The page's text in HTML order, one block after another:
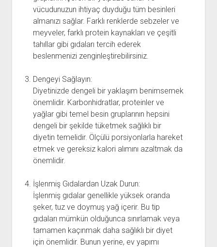
vücudunuzun ihtiyaç duyduğu tüm besinleri
almanızı sağlar. Farklı renklerde sebzeler ve
meyveler, farklı protein kaynakları ve çeşitli
tahıllar gibi gıdaları tercih ederek
beslenmenizi zenginleştirebilirsiniz.
Dengeyi Sağlayın:
Diyetinizde dengeli bir yaklaşım benimsemek
önemlidir. Karbonhidratlar, proteinler ve
yağlar gibi temel besin gruplarının hepsini
dengeli bir şekilde tüketmek sağlıklı bir
diyetin temelidir. Ölçülü porsiyonlarla hareket
etmek ve gereksiz kalori alımını azaltmak da
önemlidir.
İşlenmiş Gıdalardan Uzak Durun:
İşlenmiş gıdalar genellikle yüksek oranda
şeker, tuz ve doymuş yağ içerir. Bu tip
gıdaları mümkün olduğunca sınırlamak veya
tamamen kaçınmak daha sağlıklı bir diyet
için önemlidir. Bunun yerine, ev yapımı